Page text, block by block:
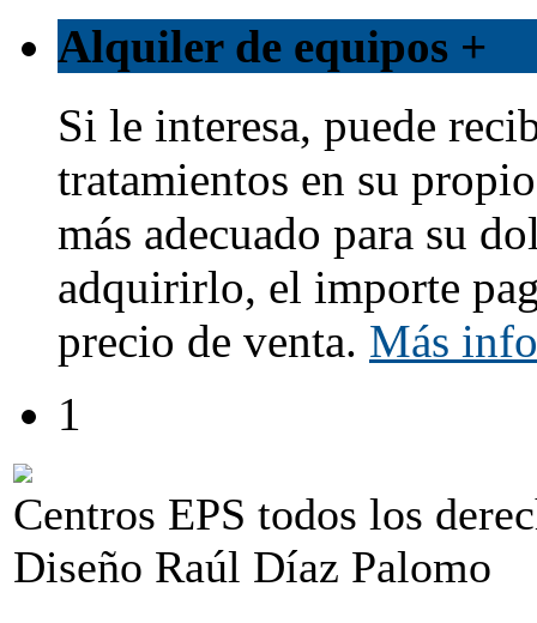
Alquiler de equipos +
Si le interesa, puede
tratamientos en su
más adecuado para su
adquirirlo, el importe
precio de venta. Más
1
Centros EPS todos los
Diseño Raúl Díaz Palomo